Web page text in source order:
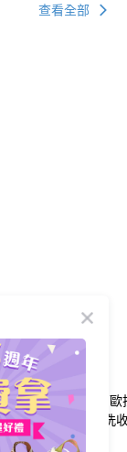
查看全部
-
【HOUSUXI】歐
可吊掛旅行盥洗
【5周年慶↘三件
NT$585